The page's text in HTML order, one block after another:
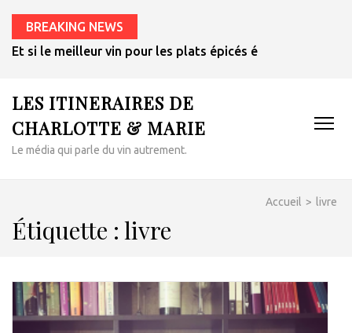
BREAKING NEWS
Et si le meilleur vin pour les plats épicés était un rosé de
LES ITINERAIRES DE
CHARLOTTE & MARIE
Le média qui parle du vin autrement.
Accueil > livre
Étiquette : livre